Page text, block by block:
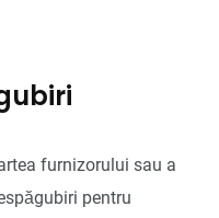
furnizorului sau a
pentru